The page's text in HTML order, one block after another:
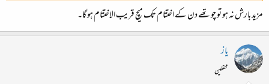
مزید بارش نہ ہو تو چوتھے دن کے اختتام تک میچ قریب الاختتام ہو گا۔
یاز
محفلین